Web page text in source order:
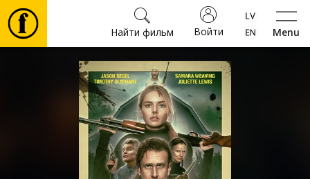
Menu
Войти
Найти фильм
Фильмы
Культура